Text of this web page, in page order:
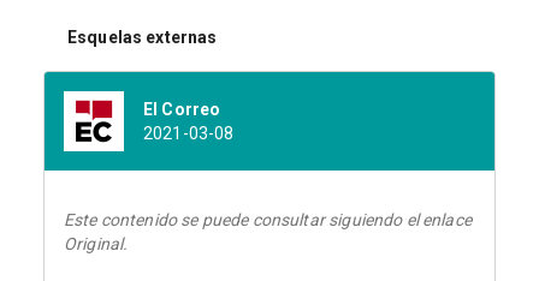
Esquelas externas
El Correo
2021-03-08
Este contenido se puede consultar siguiendo el enlace
Original.